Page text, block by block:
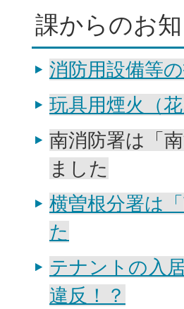
課からのお
消防用設備等
玩具用煙火（
南消防署は「
ました
横曽根分署は
た
テナントの入
違反！？